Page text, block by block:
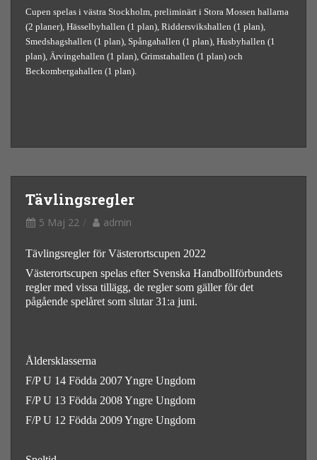
Cupen spelas i västra Stockholm, preliminärt i Stora Mossen hallarna
(2 planer), Hässelbyhallen (1 plan), Riddersvikshallen (1 plan),
Smedshagshallen (1 plan), Spångahallen (1 plan), Husbyhallen (1
plan), Ärvingehallen (1 plan), Grimstahallen (1 plan) och
Beckombergahallen (1 plan).
Tävlingsregler
5 Maj 22 admin
Tävlingsregler för Västerortscupen 2022
Västerortscupen spelas efter Svenska Handbollförbundets
regler med vissa tillägg, de regler som gäller för det
pågående spelåret som slutar 31:a juni.
Åldersklasserna
F/P U 14 Födda 2007 Yngre Ungdom
F/P U 13 Födda 2008 Yngre Ungdom
F/P U 12 Födda 2009 Yngre Ungdom